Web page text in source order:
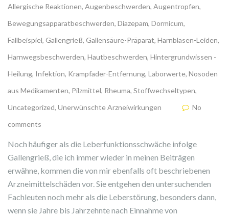
Allergische Reaktionen, Augenbeschwerden, Augentropfen,
Bewegungsapparatbeschwerden, Diazepam, Dormicum,
Fallbeispiel, Gallengrieß, Gallensäure-Präparat, Harnblasen-Leiden,
Harnwegsbeschwerden, Hautbeschwerden, Hintergrundwissen -
Heilung, Infektion, Krampfader-Entfernung, Laborwerte, Nosoden
aus Medikamenten, Pilzmittel, Rheuma, Stoffwechseltypen,
Uncategorized, Unerwünschte Arzneiwirkungen
No
comments
Noch häufiger als die Leberfunktionsschwäche infolge
Gallengrieß, die ich immer wieder in meinen Beiträgen
erwähne, kommen die von mir ebenfalls oft beschriebenen
Arzneimittelschäden vor. Sie entgehen den untersuchenden
Fachleuten noch mehr als die Leberstörung, besonders dann,
wenn sie Jahre bis Jahrzehnte nach Einnahme von